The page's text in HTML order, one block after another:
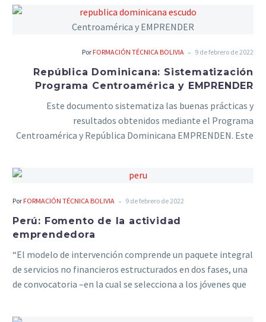
Por FORMACIÓN TÉCNICA BOLIVIA - 9 de febrero de 2022
República Dominicana: Sistematización
Programa Centroamérica y EMPRENDER
Este documento sistematiza las buenas prácticas y
resultados obtenidos mediante el Programa
Centroamérica y República Dominicana EMPRENDEN. Este
Centro Regional de Promoción de la Micro y Pequeña
Empresa (CENPROMYPE), y a nivel nacional por las
Por FORMACIÓN TÉCNICA BOLIVIA - 9 de febrero de 2022
Perú: Fomento de la actividad
emprendedora
“El modelo de intervención comprende un paquete integral
de servicios no financieros estructurados en dos fases, una
de convocatoria –en la cual se selecciona a los jóvenes que
prestan diversos servicios para apoyar la implementación y